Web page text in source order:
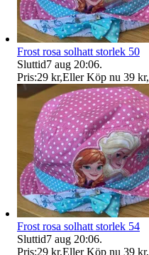
Frost rosa solhatt storlek 50
Sluttid7 aug 20:06.
Pris:29 kr,Eller Köp nu 39 kr,
Frost rosa solhatt storlek 54
Sluttid7 aug 20:06.
Pris:29 kr,Eller Köp nu 39 kr,